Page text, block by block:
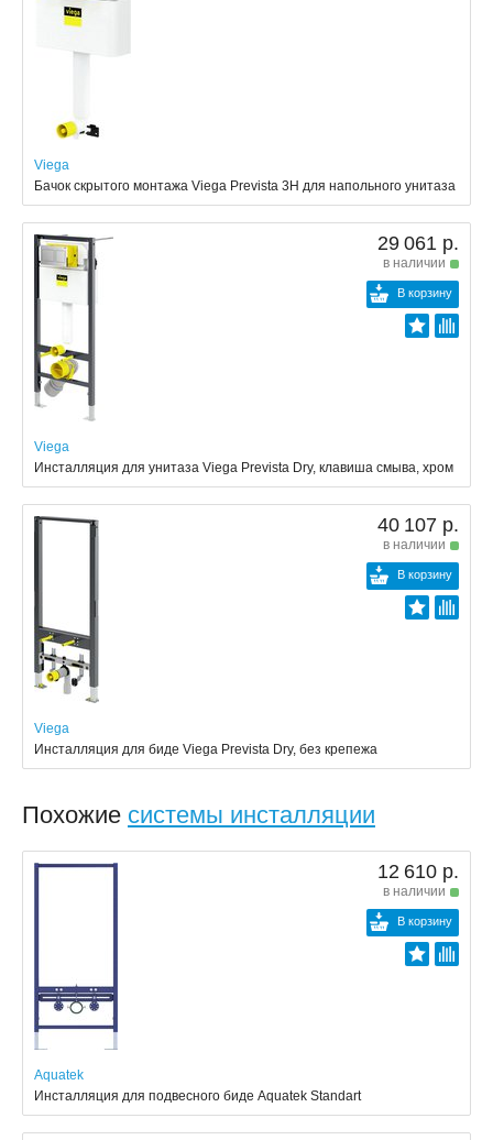
Viega
Бачок скрытого монтажа Viega Prevista 3H для напольного унитаза
29 061 р.
в наличии
В корзину
Viega
Инсталляция для унитаза Viega Prevista Dry, клавиша смыва, хром
40 107 р.
в наличии
В корзину
Viega
Инсталляция для биде Viega Prevista Dry, без крепежа
Похожие системы инсталляции
12 610 р.
в наличии
В корзину
Aquatek
Инсталляция для подвесного биде Aquatek Standart